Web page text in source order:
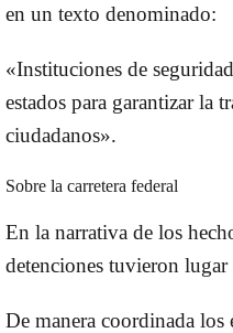
en un texto denominado:
«Instituciones de
estados para garantizar la
ciudadanos».
Sobre la carretera federal
En la narrativa de los
detenciones tuvieron lugar
De manera coordinada los